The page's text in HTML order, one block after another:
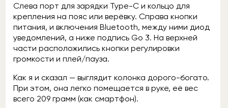
Слева порт для зарядки Type-C и кольцо для
крепления на пояс или верёвку. Справа кнопки
питания, и включения Bluetooth, между ними диод
уведомлений, а ниже подпись Go 3. На верхней
части расположились кнопки регулировки
громкости и плей/пауза.
Как я и сказал — выглядит колонка дорого-богато.
При этом, она легко помещается в руке, её вес
всего 209 грамм (как смартфон).